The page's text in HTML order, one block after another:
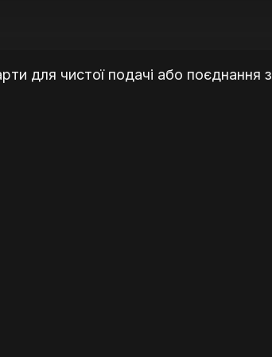
для чистої подачі або поєднання з